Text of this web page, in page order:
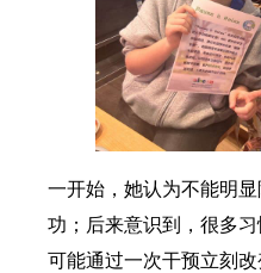
一开始，她认为不能明
功；后来意识到，很多
可能通过一次干预立刻改